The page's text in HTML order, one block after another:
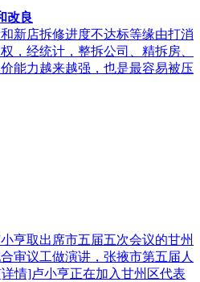
改良
新店拆修进度不达标等缘由打消
，经统计，整拆公司、精拆房、
能力越来越强，也是最容易被压
亨取出席市五届五次会议的甘州
审议工做演讲，张掖市第五届人
情]卢小亨正在加入甘州区代表